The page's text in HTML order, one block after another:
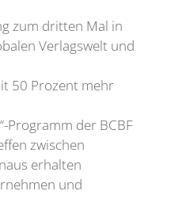
zum dritten Mal in
Verlagswelt und
50 Prozent mehr
Programm der BCBF
zwischen
erhalten
und